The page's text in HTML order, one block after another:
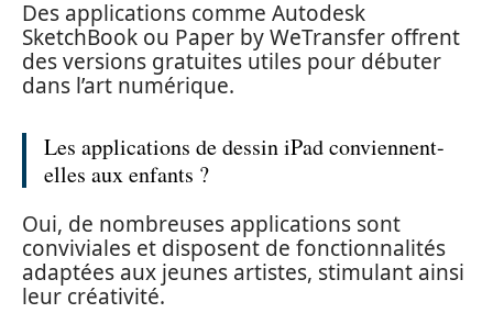
Des applications comme Autodesk
SketchBook ou Paper by WeTransfer offrent
des versions gratuites utiles pour débuter
dans l’art numérique.
Les applications de dessin iPad conviennent-
elles aux enfants ?
Oui, de nombreuses applications sont
conviviales et disposent de fonctionnalités
adaptées aux jeunes artistes, stimulant ainsi
leur créativité.